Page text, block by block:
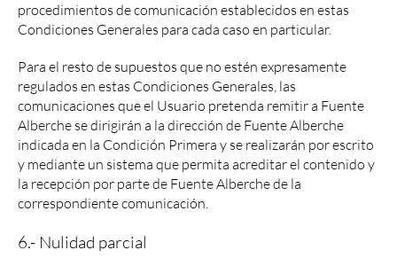
procedimientos de comunicación establecidos en estas
Condiciones Generales para cada caso en particular.
Para el resto de supuestos que no estén expresamente
regulados en estas Condiciones Generales, las
comunicaciones que el Usuario pretenda remitir a Fuente
Alberche se dirigirán a la dirección de Fuente Alberche
indicada en la Condición Primera y se realizarán por escrito
y mediante un sistema que permita acreditar el contenido y
la recepción por parte de Fuente Alberche de la
correspondiente comunicación.
6.- Nulidad parcial